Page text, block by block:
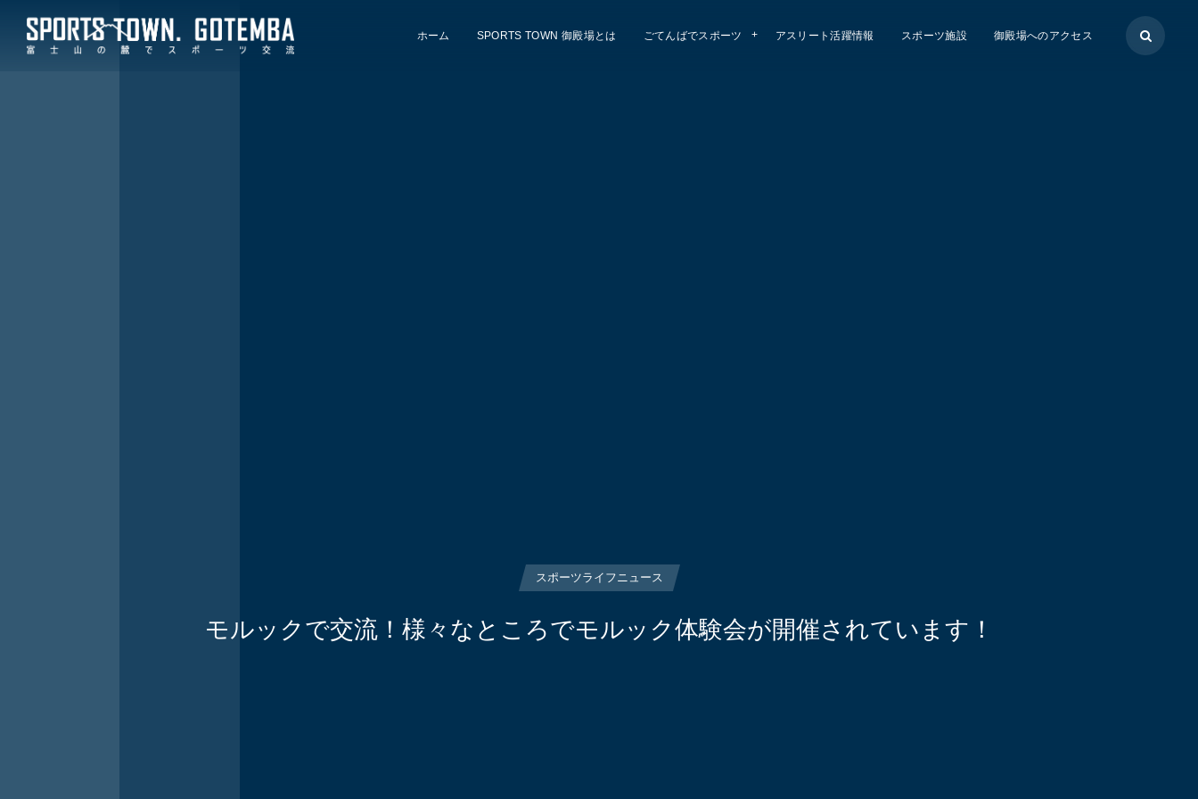
ホーム SPORTS TOWN 御殿場とは ごてんばでスポーツ アスリート活躍情報 スポーツ施設 御殿場へのアクセス
スポーツライフニュース
モルックで交流！様々なところでモルック体験会が開催されています！